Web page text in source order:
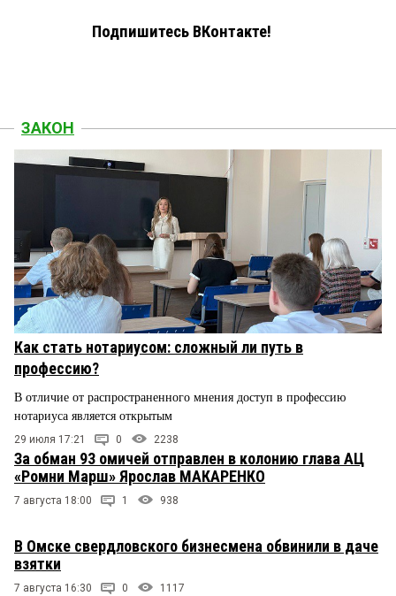
Подпишитесь ВКонтакте!
ЗАКОН
Как стать нотариусом: сложный ли путь в
профессию?
В отличие от распространенного мнения доступ в профессию
нотариуса является открытым
29 июля 17:21 0 2238
За обман 93 омичей отправлен в колонию глава АЦ
«Ромни Марш» Ярослав МАКАРЕНКО
7 августа 18:00 1 938
В Омске свердловского бизнесмена обвинили в даче
взятки
7 августа 16:30 0 1117